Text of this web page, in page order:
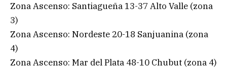
Zona Ascenso: Santiagueña 13-37 Alto Valle (zona
3)
Zona Ascenso: Nordeste 20-18 Sanjuanina (zona
4)
Zona Ascenso: Mar del Plata 48-10 Chubut (zona 4)